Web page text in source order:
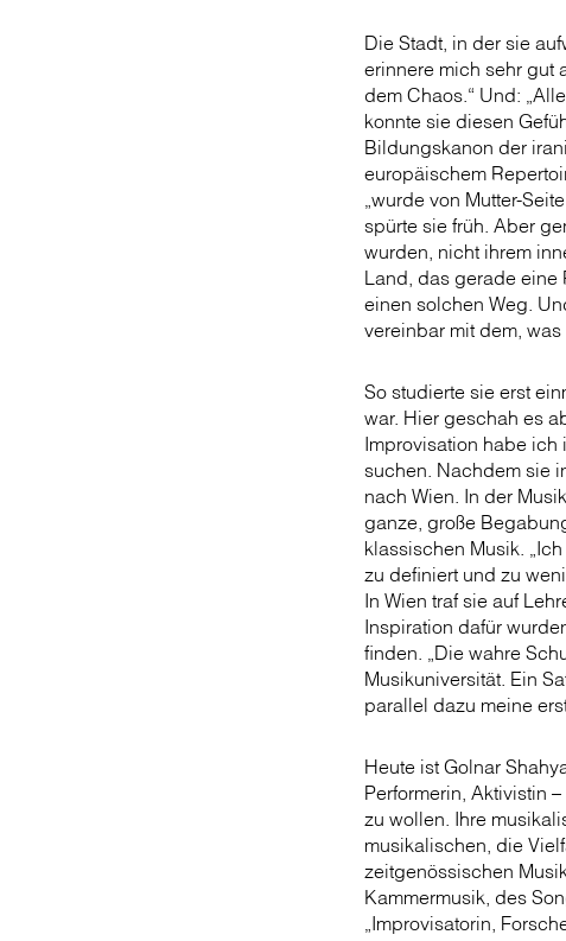
Die Stadt, in der sie
erinnere mich sehr gut
dem Chaos.“ Und:
konnte sie diesen
Bildungskanon der
europäischem
„wurde von Mutter-
spürte sie früh. Aber
wurden, nicht ihrem
Land, das gerade eine
einen solchen Weg.
vereinbar mit dem,
So studierte sie erst
war. Hier geschah es
Improvisation habe ich
suchen. Nachdem sie
nach Wien. In der
ganze, große
klassischen Musik.
zu definiert und zu
In Wien traf sie auf
Inspiration dafür
finden. „Die wahre
Musikuniversität. Ein
parallel dazu meine
Heute ist Golnar
Performerin, Aktivistin
zu wollen. Ihre
musikalischen, die
zeitgenössischen
Kammermusik, des
„Improvisatorin,